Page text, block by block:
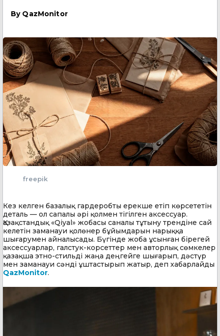
By QazMonitor
freepik
Кез келген базалық гардеробты ерекше етіп көрсететін
деталь — ол сапалы әрі қолмен тігілген аксессуар.
Қазақстандық «Qiyal» жобасы саналы тұтыну трендіне сай
келетін заманауи қолөнер бұйымдарын нарыққа
шығарумен айналысады. Бүгінде жоба ұсынған бірегей
аксессуарлар, галстук-корсеттер мен авторлық сөмкелер
қазақша этно-стильді жаңа деңгейге шығарып, дәстүр
мен заманауи сәнді ұштастырып жатыр, деп хабарлайды
QazMonitor.